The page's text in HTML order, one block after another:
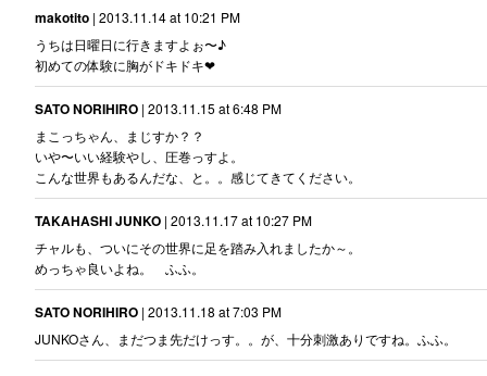
makotito | 2013.11.14 at 10:21 PM
うちは日曜日に行きますよぉ〜♪
初めての体験に胸がドキドキ❤︎
SATO NORIHIRO | 2013.11.15 at 6:48 PM
まこっちゃん、まじすか？？
いや〜いい経験やし、圧巻っすよ。
こんな世界もあるんだな、と。。感じてきてください。
TAKAHASHI JUNKO | 2013.11.17 at 10:27 PM
チャルも、ついにその世界に足を踏み入れましたか～。
めっちゃ良いよね。 ふふ。
SATO NORIHIRO | 2013.11.18 at 7:03 PM
JUNKOさん、まだつま先だけっす。。が、十分刺激ありですね。ふふ。